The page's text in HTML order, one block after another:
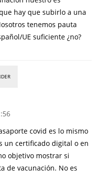
hay que subirlo a una
tenemos pauta
UE suficiente ¿no?
covid es lo mismo
un certificado digital o en
objetivo mostrar si
de vacunación. No es